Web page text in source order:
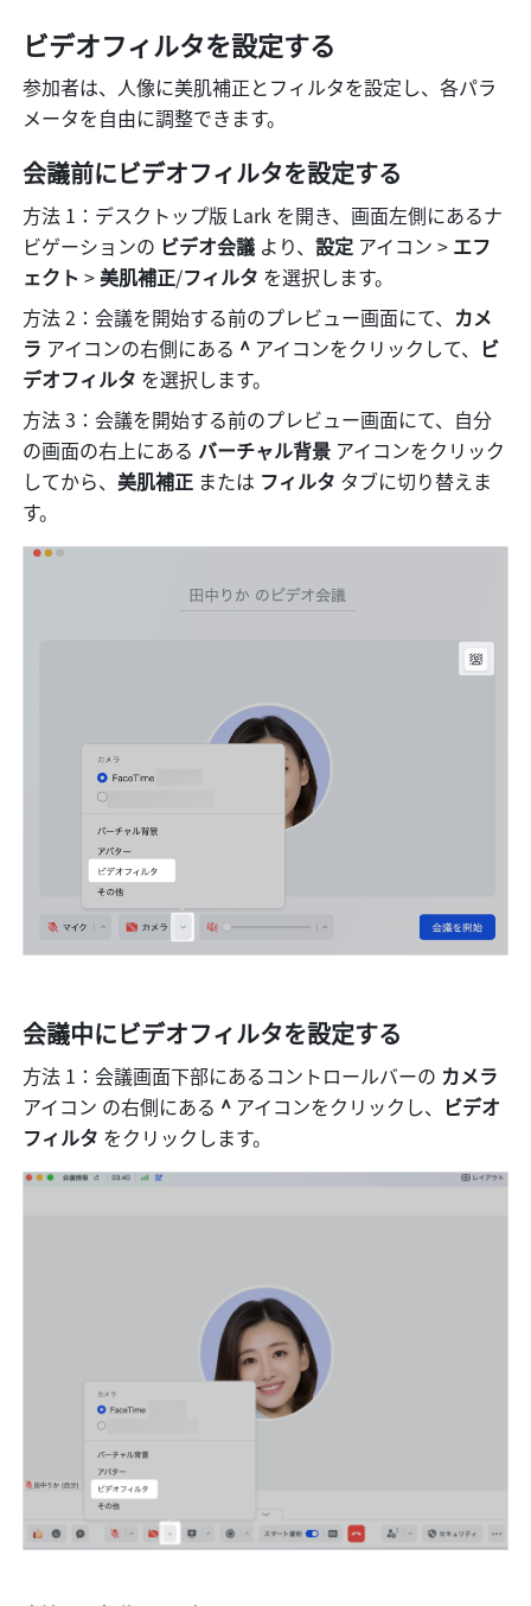
ビデオフィルタを設定する
参加者は、人像に美肌補正とフィルタを設定し、各パラ
メータを自由に調整できます。
会議前にビデオフィルタを設定する
方法 1：デスクトップ版 Lark を開き、画面左側にあるナ
ビゲーションの ビデオ会議 より、設定 アイコン > エフ
ェクト > 美肌補正/フィルタ を選択します。
方法 2：会議を開始する前のプレビュー画面にて、 カメ
ラ アイコンの右側にある ^ アイコンをクリックして、 ビ
デオフィルタ を選択します。
方法 3：会議を開始する前のプレビュー画面にて、自分
の画面の右上にある バーチャル背景 アイコンをクリック
してから、美肌補正 または フィルタ タブに切り替えま
す。
会議中にビデオフィルタを設定する
方法 1：会議画面下部にあるコントロールバーの
アイコン の右側にある ^ アイコンをクリックし、 ビデオ
フィルタ をクリックします。